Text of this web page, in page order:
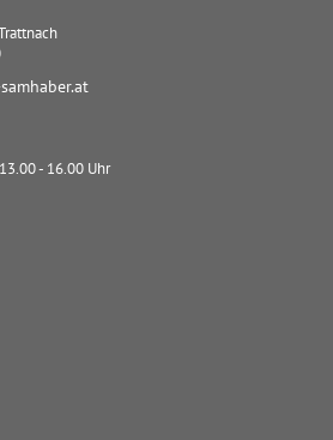
- 16.00 Uhr